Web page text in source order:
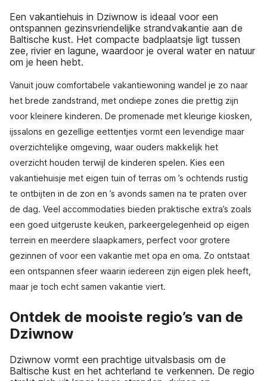
Een vakantiehuis in Dziwnow is ideaal voor een
ontspannen gezinsvriendelijke strandvakantie aan de
Baltische kust. Het compacte badplaatsje ligt tussen
zee, rivier en lagune, waardoor je overal water en natuur
om je heen hebt.
Vanuit jouw comfortabele vakantiewoning wandel je zo naar
het brede zandstrand, met ondiepe zones die prettig zijn
voor kleinere kinderen. De promenade met kleurige kiosken,
ijssalons en gezellige eettentjes vormt een levendige maar
overzichtelijke omgeving, waar ouders makkelijk het
overzicht houden terwijl de kinderen spelen. Kies een
vakantiehuisje met eigen tuin of terras om ’s ochtends rustig
te ontbijten in de zon en ’s avonds samen na te praten over
de dag. Veel accommodaties bieden praktische extra’s zoals
een goed uitgeruste keuken, parkeergelegenheid op eigen
terrein en meerdere slaapkamers, perfect voor grotere
gezinnen of voor een vakantie met opa en oma. Zo ontstaat
een ontspannen sfeer waarin iedereen zijn eigen plek heeft,
maar je toch echt samen vakantie viert.
Ontdek de mooiste regio’s van de
Dziwnow
Dziwnow vormt een prachtige uitvalsbasis om de
Baltische kust en het achterland te verkennen. De regio